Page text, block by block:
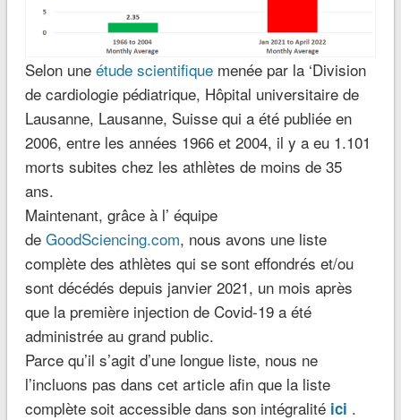
Selon une étude scientifiquemenée par la ‘Division
de cardiologie pédiatrique, Hôpital universitaire de
Lausanne, Lausanne, Suisse qui a été publiée en
2006, entre les années 1966 et 2004, il y a eu 1.101
morts subites chez les athlètes de moins de 35
ans.
Maintenant, grâce à l’ équipe
de GoodSciencing.com, nous avons une liste
complète des athlètes qui se sont effondrés et/ou
sont décédés depuis janvier 2021, un mois après
que la première injection de Covid-19 a été
administrée au grand public.
Parce qu’il s’agit d’une longue liste, nous ne
l’incluons pas dans cet article afin que la liste
complète soit accessible dans son intégralité ici .